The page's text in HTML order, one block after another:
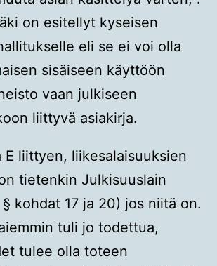
on esitellyt kyseisen
eli se ei voi olla
sisäiseen käyttöön
vaan julkiseen
liittyvä asiakirja.
E liittyen, liikesalaisuuksien
tietenkin Julkisuuslain
kohdat 17 ja 20) jos niitä on.
tuli jo todettua,
tulee olla toteen